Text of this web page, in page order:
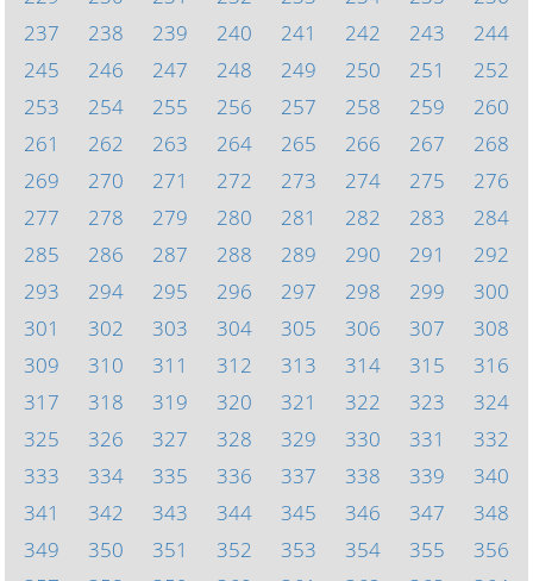
237
238 239 240 241 242 243
244
245
246 247 248 249 250 251
252
253
254 255 256 257 258 259
260
261
262 263 264 265 266 267
268
269
270 271 272 273 274 275
276
277
278 279 280 281 282 283
284
285
286 287 288 289 290 291
292
293
294 295 296 297 298 299
300
301
302 303 304 305 306 307
308
309
310 311 312 313 314 315
316
317
318 319 320 321 322 323
324
325
326 327 328 329 330 331
332
333
334 335 336 337 338 339
340
341
342 343 344 345 346 347
348
349
350 351 352 353 354 355
356